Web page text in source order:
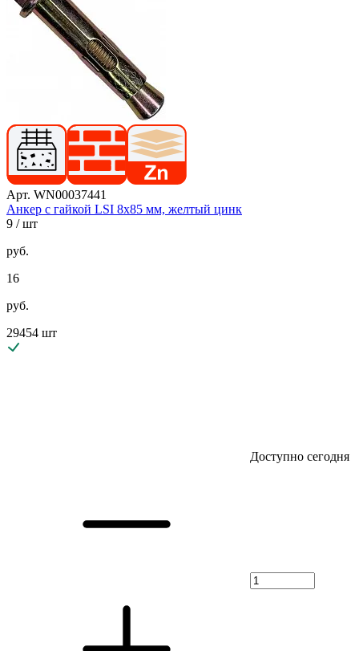
Арт. WN00037441
Анкер с гайкой LSI 8х85 мм, желтый цинк
9 / шт
руб.
16
руб.
29454 шт
Доступно сегодня